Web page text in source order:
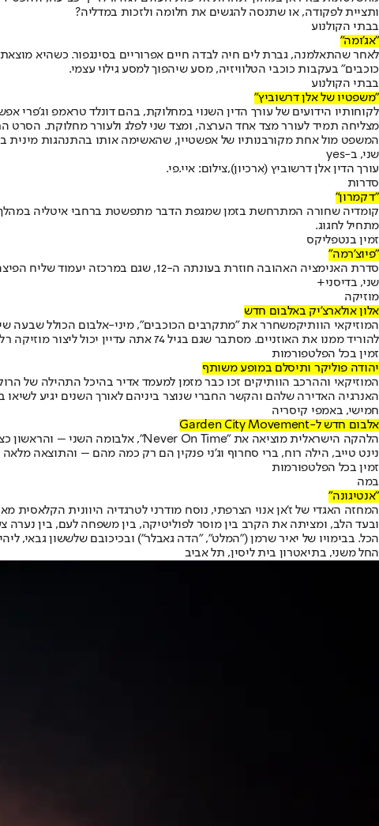
ותציית לפקודה, או שתנסה להגשים את חלומה ולזכות במדליה?
בבתי הקולנוע
"אג'ומה"
לאחר שהתאלמנה, גברת לים חיה לבדה חיים אפרוריים בסינגפור. כשהיא
כוכבים" בעקבות כוכבי הטלוויזיה, מסע שיהפוך למסע גילוי עצמי.
בבתי הקולנוע
"משפטיו של אלן דרשוביץ"
לקוחותיו הידועים של עורך הדין השנוי במחלוקת, בהם דונלד טראמפ וג'פרי
מצליחה תמיד לעורר מצד אחד הערצה, ומצד שני לפלג ולעורר מחלוקת. הסרט
המשפט מול אחת מקורבנותיו של אפשטיין, שהאשימה אותו בהתנהגות מינית
שני, ב-yes
עורך הדין אלן דרשוביץ (ארכיון),צילום: איי.פי.
סדרות
"דקמרון"
מתחיל לחגוג.
זמין בנטפליקס
"פיוצ'רמה"
סדרת האנימציה האהובה חוזרת בעונתה ה-12, שגם במרכזה יעמוד שליח הפיצה שקפא בזמן פיליפ פריי, ש-1000 שנים אחר כך מוצא את עצמו חובר לקבוצה של יצורים לא רגילים – אבל קורעים מצחוק.
שני, בדיסני+
מוזיקה
אלון אולארצ'יק באלבום חדש
המוזיקאי הוותיקמשחרר את "מתקרבים הכוכבים", מיני-אלבום הכולל שבעה
להוריד ממנו את האוזניים. מסתבר שגם בגיל 74 אתה עדיין יכול ליצור מוזיקה רלוונטית ומלאה בכל טוב. אולארצ'יק יופיע ב-15 באוגוסט בהיכל התרבות תל אביב, במופע מיוחד לט"ו באב שבו יארח את מזי כהן.
זמין בכל הפלטפורמות
יהודה פוליקר ותיסלם במופע משותף
המוזיקאי וההרכב הוותיקים זכו כבר מזמן למעמד אדיר בהיכל התהילה של
האנרגיה האדירה שלהם והקשר החברי שנוצר ביניהם לאורך השנים יגיע לשיאו
חמישי, באמפי קיסריה
אלבום חדש ל-Garden City Movement
נינט טייב, הילה רוח, ברי סחרוף וג'ני פנקין הם רק כמה מהם – והתוצאה
זמין בכל הפלטפורמות
במה
"אנטיגונה"
המחזה האגדי של ז'אן אנוי הצרפתי, נוסח מודרני לטרגדיה היוונית
ובעד הלב, ומציתה את הקרב בין מוסר לפוליטיקה, בין משפחה לעם, בין נערה
הכל. בבימויו של יאיר שרמן ("המלט", "הדה גאבלר") ובכיכובם שלששון גבאי,
החל משני, בתיאטרון בית ליסין, תל אביב